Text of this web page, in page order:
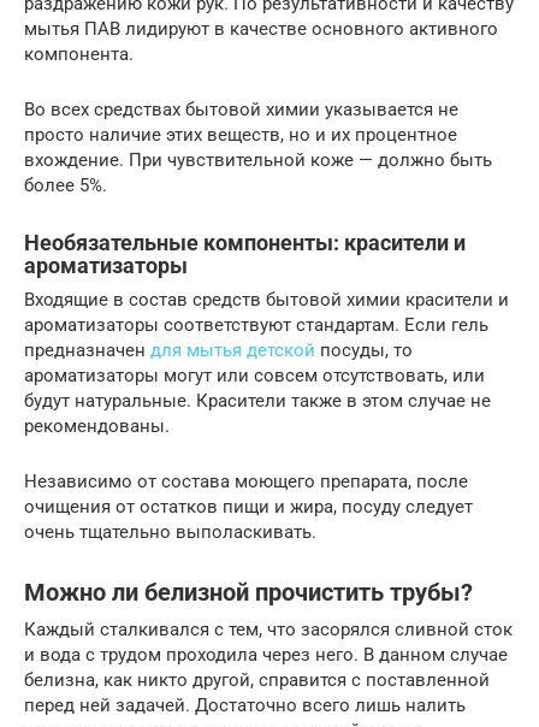
мытья ПАВ лидируют в качестве основного активного
компонента.
Во всех средствах бытовой химии указывается не
просто наличие этих веществ, но и их процентное
вхождение. При чувствительной коже — должно быть
более 5%.
Необязательные компоненты: красители и
ароматизаторы
Входящие в состав средств бытовой химии красители и
ароматизаторы соответствуют стандартам. Если гель
предназначен для мытья детской посуды, то
ароматизаторы могут или совсем отсутствовать, или
будут натуральные. Красители также в этом случае не
рекомендованы.
Независимо от состава моющего препарата, после
очищения от остатков пищи и жира, посуду следует
очень тщательно выполаскивать.
Можно ли белизной прочистить трубы?
Каждый сталкивался с тем, что засорялся сливной сток
и вода с трудом проходила через него. В данном случае
белизна, как никто другой, справится с поставленной
перед ней задачей. Достаточно всего лишь налить